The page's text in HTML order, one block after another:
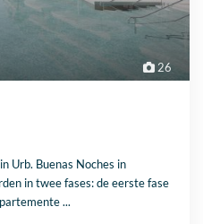
26
Urb. Buenas Noches in
in twee fases: de eerste fase
...